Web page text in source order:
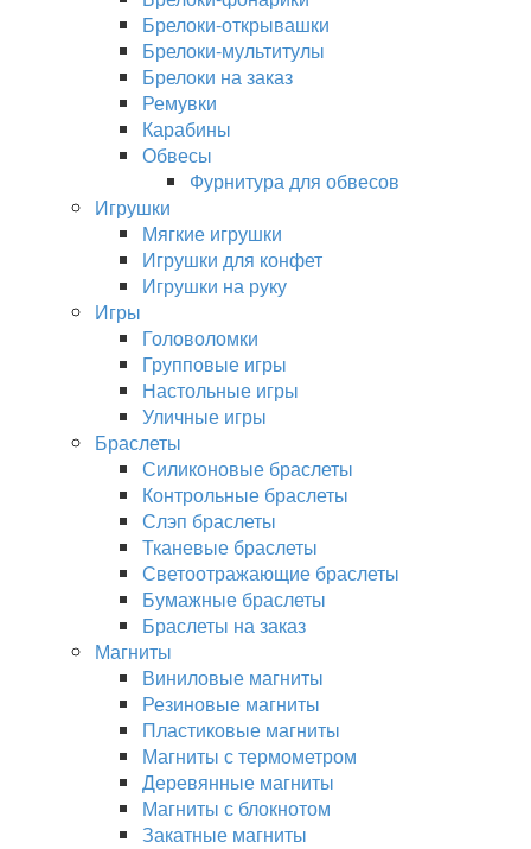
Брелоки-открывашки
Брелоки-мультитулы
Брелоки на заказ
Ремувки
Карабины
Обвесы
Фурнитура для обвесов
Игрушки
Мягкие игрушки
Игрушки для конфет
Игрушки на руку
Игры
Головоломки
Групповые игры
Настольные игры
Уличные игры
Браслеты
Силиконовые браслеты
Контрольные браслеты
Слэп браслеты
Тканевые браслеты
Светоотражающие браслеты
Бумажные браслеты
Браслеты на заказ
Магниты
Виниловые магниты
Резиновые магниты
Пластиковые магниты
Магниты с термометром
Деревянные магниты
Магниты с блокнотом
Закатные магниты